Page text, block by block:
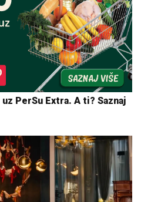
PerSu Extra. A ti? Saznaj